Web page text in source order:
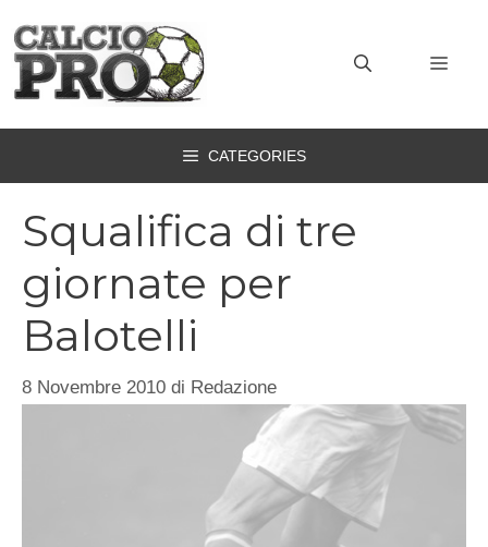
contenuto
CATEGORIES
Squalifica di tre
giornate per
Balotelli
8 Novembre 2010 di Redazione